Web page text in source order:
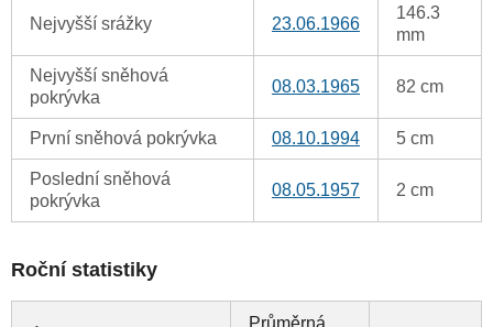
Nejvyšší srážky 23.06.1966
146.3
mm
Nejvyšší sněhová
pokrývka
08.03.1965 82 cm
První sněhová pokrývka 08.10.1994 5 cm
Poslední sněhová
pokrývka
08.05.1957 2 cm
Roční statistiky